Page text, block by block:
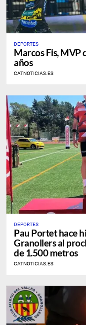
DEPORTES
Marcos Fis, MVP
años
CATNOTICIAS.ES
DEPORTES
Pau Portet hace
Granollers al
de 1.500 metros
CATNOTICIAS.ES